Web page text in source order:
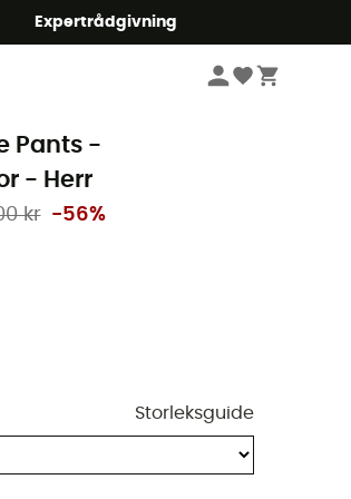
Expertrådgivning
Pants -
- Herr
kr -56%
Storleksguide